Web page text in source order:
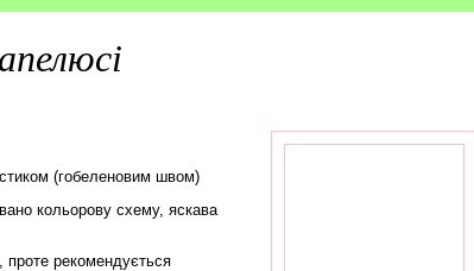
(гобеленовим швом)
кольорову схему, яскава
проте рекомендується